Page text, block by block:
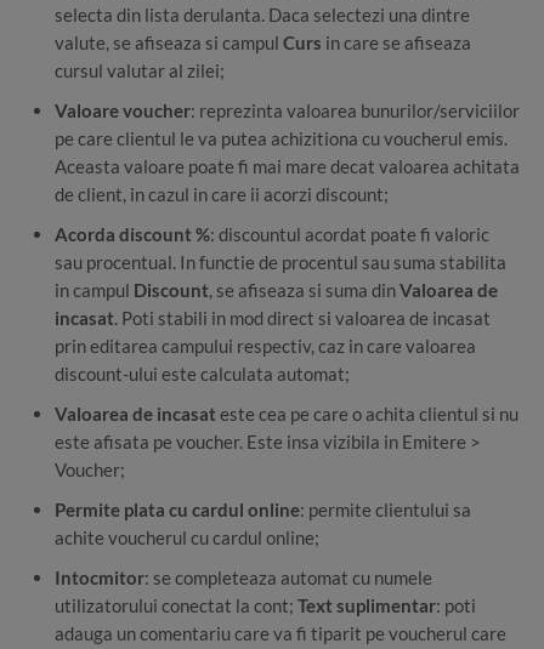
selecta din lista derulanta. Daca selectezi una dintre
valute, se afiseaza si campul Curs in care se afiseaza
cursul valutar al zilei;
Valoare voucher: reprezinta valoarea bunurilor/serviciilor
pe care clientul le va putea achizitiona cu voucherul emis.
Aceasta valoare poate fi mai mare decat valoarea achitata
de client, in cazul in care ii acorzi discount;
Acorda discount %: discountul acordat poate fi valoric
sau procentual. In functie de procentul sau suma stabilita
in campul Discount, se afiseaza si suma dinValoarea de
incasat. Poti stabili in mod direct si valoarea de incasat
prin editarea campului respectiv, caz in care valoarea
discount-ului este calculata automat;
Valoarea de incasateste cea pe care o achita clientul si nu
este afisata pe voucher. Este insa vizibila in Emitere >
Voucher;
Permite plata cu cardul online: permite clientului sa
achite voucherul cu cardul online;
Intocmitor: se completeaza automat cu numele
utilizatorului conectat la cont; Text suplimentar: poti
adauga un comentariu care va fi tiparit pe voucherul care